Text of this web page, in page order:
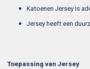
Katoenen Jersey is
Jersey heeft een
Toepassing van Jersey